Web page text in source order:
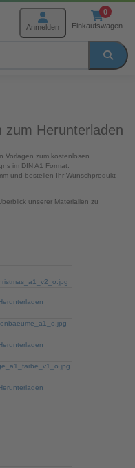
Anmelden
0
Einkaufswagen
zum Herunterladen
Vorlagen zum kostenlosen
im DIN A1 Format.
und bestellen Ihr Wunschprodukt
unserer Materialien zu